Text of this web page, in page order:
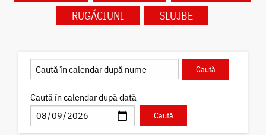
RUGĂCIUNI
SLUJBE
Caută în calendar după dată